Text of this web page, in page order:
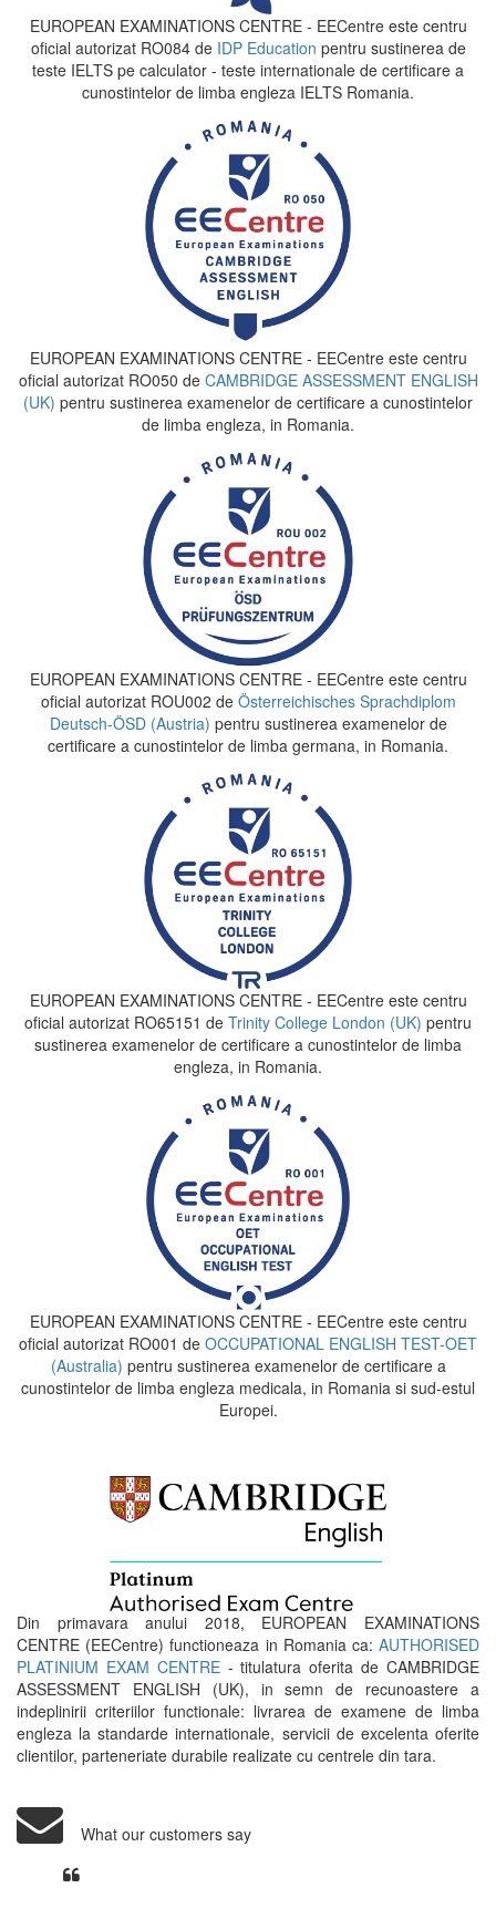
EUROPEAN EXAMINATIONS CENTRE - EECentre este centru
oficial autorizat RO084 de IDP Education pentru sustinerea de
teste IELTS pe calculator - teste internationale de certificare a
cunostintelor de limba engleza IELTS Romania.
EUROPEAN EXAMINATIONS CENTRE - EECentre este centru
oficial autorizat RO050 de CAMBRIDGE ASSESSMENT ENGLISH
(UK) pentru sustinerea examenelor de certificare a cunostintelor
de limba engleza, in Romania.
EUROPEAN EXAMINATIONS CENTRE - EECentre este centru
oficial autorizat ROU002 deÖsterreichisches Sprachdiplom
Deutsch-ÖSD (Austria) pentru sustinerea examenelor de
certificare a cunostintelor de limba germana, in Romania.
EUROPEAN EXAMINATIONS CENTRE - EECentre este centru
oficial autorizat RO65151 de Trinity College London (UK) pentru
sustinerea examenelor de certificare a cunostintelor de limba
engleza, in Romania.
EUROPEAN EXAMINATIONS CENTRE - EECentre este centru
oficial autorizat RO001 de OCCUPATIONAL ENGLISH TEST-OET
(Australia) pentru sustinerea examenelor de certificare a
cunostintelor de limba engleza medicala, in Romania si sud-estul
Europei.
Din primavara anului 2018, EUROPEAN EXAMINATIONS
CENTRE (EECentre) functioneaza in Romania ca: AUTHORISED
PLATINIUM EXAM CENTRE- titulatura oferita de CAMBRIDGE
ASSESSMENT ENGLISH (UK), in semn de recunoastere a
indeplinirii criteriilor functionale: livrarea de examene de limba
engleza la standarde internationale, servicii de excelenta oferite
clientilor, parteneriate durabile realizate cu centrele din tara.
What our customers say